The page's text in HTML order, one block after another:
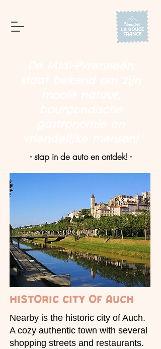
- stap in de auto en ontdek! -
historic city of Auch
Nearby is the historic city of Auch.
A cozy authentic town with several
shopping streets and restaurants.